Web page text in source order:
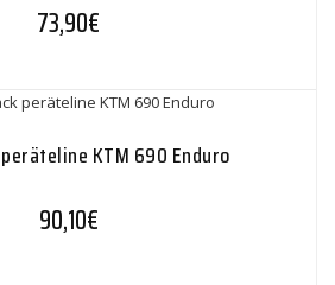
73,90€
KTM 690 Enduro
90,10€